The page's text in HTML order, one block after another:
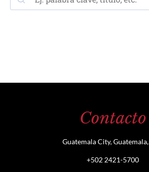
Contacto
Guatemala City,
+502 2421-5700